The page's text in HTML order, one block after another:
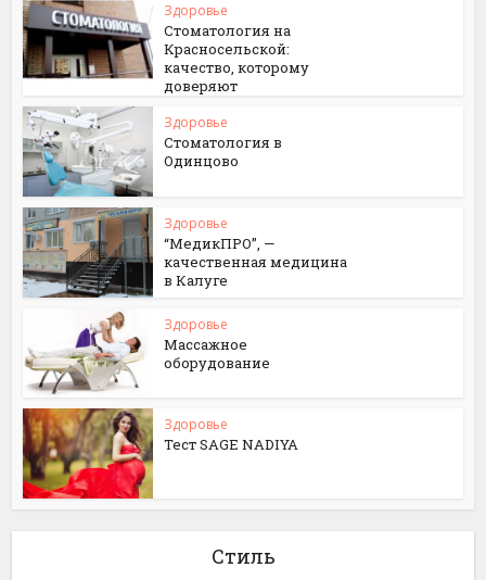
Здоровье
Стоматология на
Красносельской:
качество, которому
доверяют
Здоровье
Стоматология в
Одинцово
Здоровье
“МедикПРО”, —
качественная медицина
в Калуге
Здоровье
Массажное
оборудование
Здоровье
Тест SAGE NADIYA
Стиль